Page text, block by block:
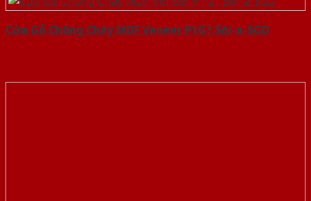
Cửa Gỗ Chống Cháy MDF Veneer P1G1 Sồi-a-SGD